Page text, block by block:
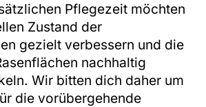
Pflegezeit möchten
Zustand der
gezielt verbessern und die
nachhaltig
Wir bitten dich daher um
die vorübergehende